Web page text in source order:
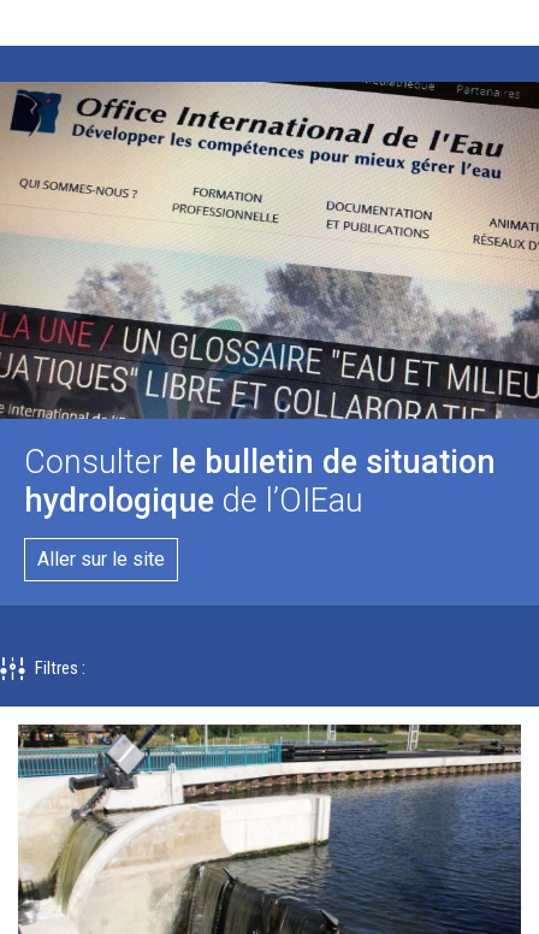
Consulter le bulletin de situation
hydrologique de l’OIEau
Aller sur le site
Filtres :